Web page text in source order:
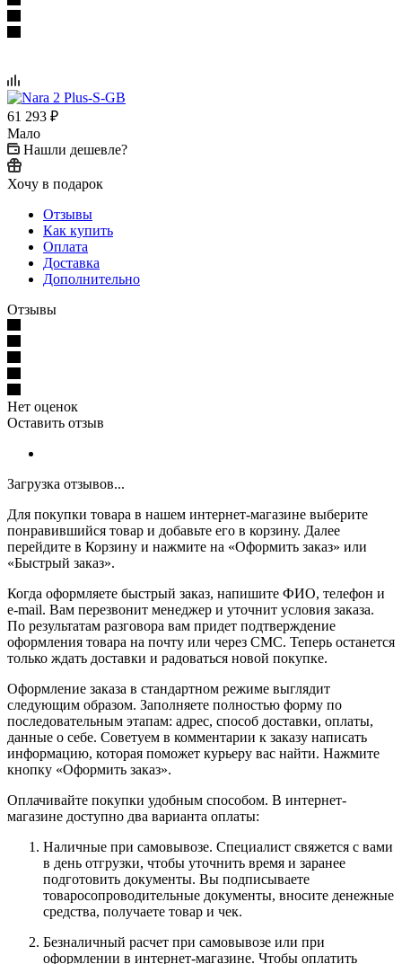
61 293 ₽
Мало
Нашли дешевле?
Хочу в подарок
Отзывы
Как купить
Оплата
Доставка
Дополнительно
Отзывы
Нет оценок
Оставить отзыв
Загрузка отзывов...
Для покупки товара в нашем интернет-магазине выберите
понравившийся товар и добавьте его в корзину. Далее
перейдите в Корзину и нажмите на «Оформить заказ» или
«Быстрый заказ».
Когда оформляете быстрый заказ, напишите ФИО, телефон и
e-mail. Вам перезвонит менеджер и уточнит условия заказа.
По результатам разговора вам придет подтверждение
оформления товара на почту или через СМС. Теперь останется
только ждать доставки и радоваться новой покупке.
Оформление заказа в стандартном режиме выглядит
следующим образом. Заполняете полностью форму по
последовательным этапам: адрес, способ доставки, оплаты,
данные о себе. Советуем в комментарии к заказу написать
информацию, которая поможет курьеру вас найти. Нажмите
кнопку «Оформить заказ».
Оплачивайте покупки удобным способом. В интернет-
магазине доступно два варианта оплаты:
Наличные при самовывозе. Специалист свяжется с вами
в день отгрузки, чтобы уточнить время и заранее
подготовить документы. Вы подписываете
товаросопроводительные документы, вносите денежные
средства, получаете товар и чек.
Безналичный расчет при самовывозе или при
оформлении в интернет-магазине. Чтобы оплатить